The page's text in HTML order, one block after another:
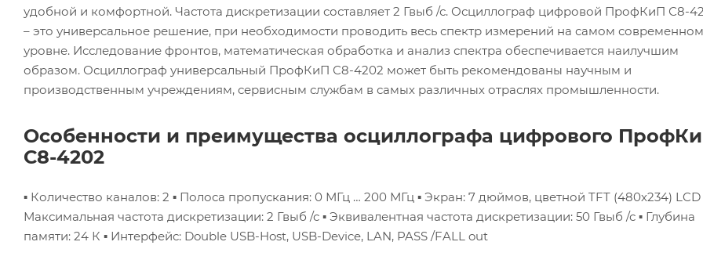
удобной и комфортной. Частота дискретизации составляет 2 Гвыб /с. Осциллограф цифровой ПрофКиП С8-
– это универсальное решение, при необходимости проводить весь спектр измерений на самом современном
уровне. Исследование фронтов, математическая обработка и анализ спектра обеспечивается наилучшим
образом. Осциллограф универсальный ПрофКиП С8-4202 может быть рекомендованы научным и
производственным учреждениям, сервисным службам в самых различных отраслях промышленности.
Особенности и преимущества осциллографа цифрового
С8-4202
▪ Количество каналов: 2 ▪ Полоса пропускания: 0 МГц … 200 МГц ▪ Экран: 7 дюймов, цветной TFT (480х234) LCD
Максимальная частота дискретизации: 2 Гвыб /с ▪ Эквивалентная частота дискретизации: 50 Гвыб /с ▪ Глубина
памяти: 24 К ▪ Интерфейс: Double USB-Host, USB-Device, LAN, PASS /FALL out